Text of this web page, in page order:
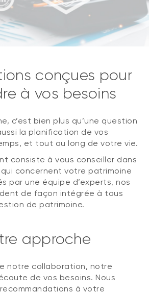
conçues pour
à vos besoins
c’est bien plus qu’une question
la planification de vos
et tout au long de votre vie.
consiste à vous conseiller dans
concernent votre patrimoine
par une équipe d’experts, nos
de façon intégrée à tous
de patrimoine.
approche
notre collaboration, notre
de vos besoins. Nous
à votre